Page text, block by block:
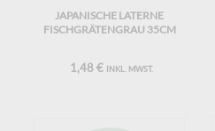
JAPANISCHE LATERNE
FISCHGRÄTENGRAU 35CM
1,48 € INKL. MWST.